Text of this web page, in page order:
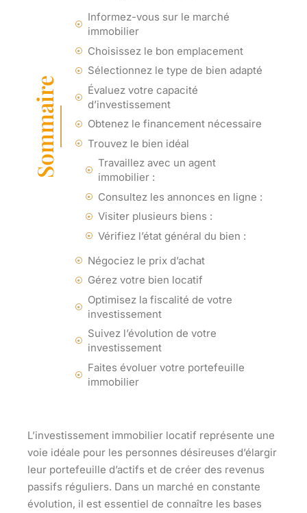
Sommaire
Informez-vous sur le marché
immobilier
Choisissez le bon emplacement
Sélectionnez le type de bien adapté
Évaluez votre capacité
d’investissement
Obtenez le financement nécessaire
Trouvez le bien idéal
Travaillez avec un agent
immobilier :
Consultez les annonces en ligne :
Visiter plusieurs biens :
Vérifiez l’état général du bien :
Négociez le prix d’achat
Gérez votre bien locatif
Optimisez la fiscalité de votre
investissement
Suivez l’évolution de votre
investissement
Faites évoluer votre portefeuille
immobilier
L’investissement immobilier locatif représente une
voie idéale pour les personnes désireuses d’élargir
leur portefeuille d’actifs et de créer des revenus
passifs réguliers. Dans un marché en constante
évolution, il est essentiel de connaître les bases